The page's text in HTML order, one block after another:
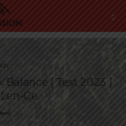
[ Test 2023 ] :
Ce